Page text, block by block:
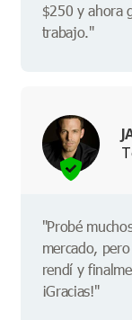
$250 y ahora
trabajo."
"Probé
mercado,
rendí y
¡Gracias!"